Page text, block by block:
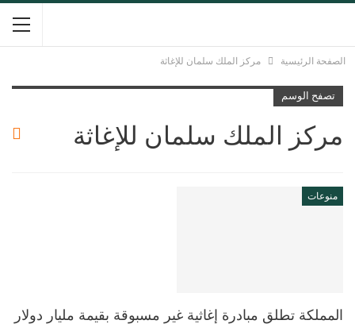
الصفحة الرئيسية مركز الملك سلمان للإغاثة
تصفح الوسم
مركز الملك سلمان للإغاثة
منوعات
المملكة تطلق مبادرة إغاثية غير مسبوقة بقيمة مليار دولار